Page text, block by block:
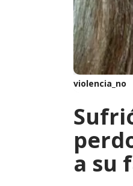
violencia_no
a su